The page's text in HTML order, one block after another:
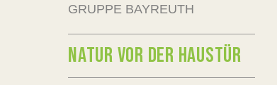
GRUPPE BAYREUTH
NATUR VOR DER HAUSTÜR